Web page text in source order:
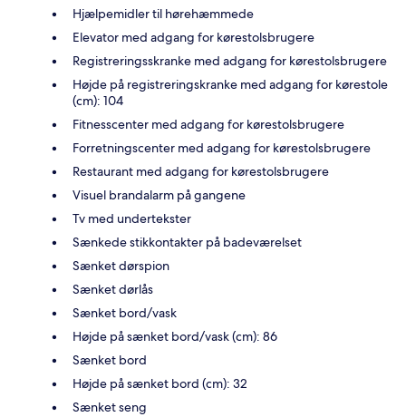
Hjælpemidler til hørehæmmede
Elevator med adgang for kørestolsbrugere
Registreringsskranke med adgang for kørestolsbrugere
Højde på registreringskranke med adgang for kørestole
(cm): 104
Fitnesscenter med adgang for kørestolsbrugere
Forretningscenter med adgang for kørestolsbrugere
Restaurant med adgang for kørestolsbrugere
Visuel brandalarm på gangene
Tv med undertekster
Sænkede stikkontakter på badeværelset
Sænket dørspion
Sænket dørlås
Sænket bord/vask
Højde på sænket bord/vask (cm): 86
Sænket bord
Højde på sænket bord (cm): 32
Sænket seng